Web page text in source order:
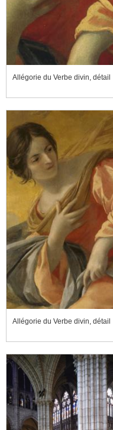
Allégorie du Verbe divin, détail
Allégorie du Verbe divin, détail